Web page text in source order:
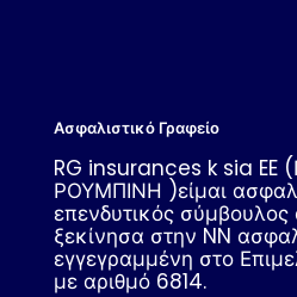
Ασφαλιστικό Γραφείο
RG insurances k sia EE
ΡΟΥΜΠΙΝΗ )είμαι
επενδυτικός
ξεκίνησα στην NN
εγγεγραμμένη στο
με αριθμό 6814.